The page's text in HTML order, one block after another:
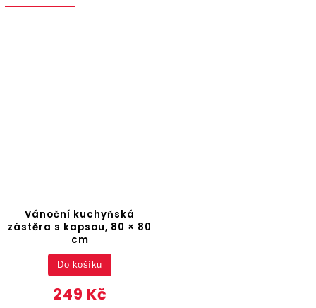
Vánoční kuchyňská
zástěra s kapsou, 80 × 80
cm
249 Kč
Do košíku